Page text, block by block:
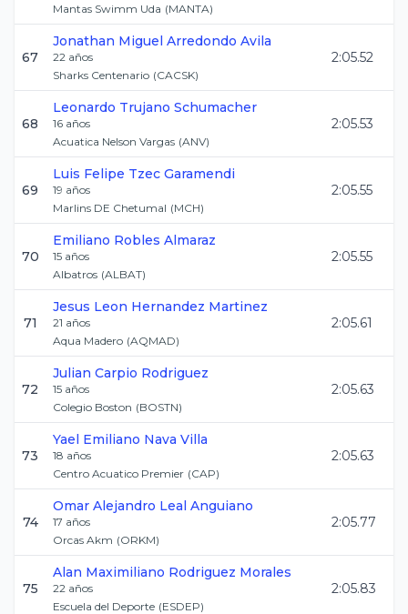
Mantas Swimm Uda (MANTA)
67
Jonathan Miguel Arredondo Avila
22 años
Sharks Centenario (CACSK)
2:05.52
68
Leonardo Trujano Schumacher
16 años
Acuatica Nelson Vargas (ANV)
2:05.53
69
Luis Felipe Tzec Garamendi
19 años
Marlins DE Chetumal (MCH)
2:05.55
70
Emiliano Robles Almaraz
15 años
Albatros (ALBAT)
2:05.55
71
Jesus Leon Hernandez Martinez
21 años
Aqua Madero (AQMAD)
2:05.61
72
Julian Carpio Rodriguez
15 años
Colegio Boston (BOSTN)
2:05.63
73
Yael Emiliano Nava Villa
18 años
Centro Acuatico Premier (CAP)
2:05.63
74
Omar Alejandro Leal Anguiano
17 años
Orcas Akm (ORKM)
2:05.77
75
Alan Maximiliano Rodriguez Morales
22 años
Escuela del Deporte (ESDEP)
2:05.83